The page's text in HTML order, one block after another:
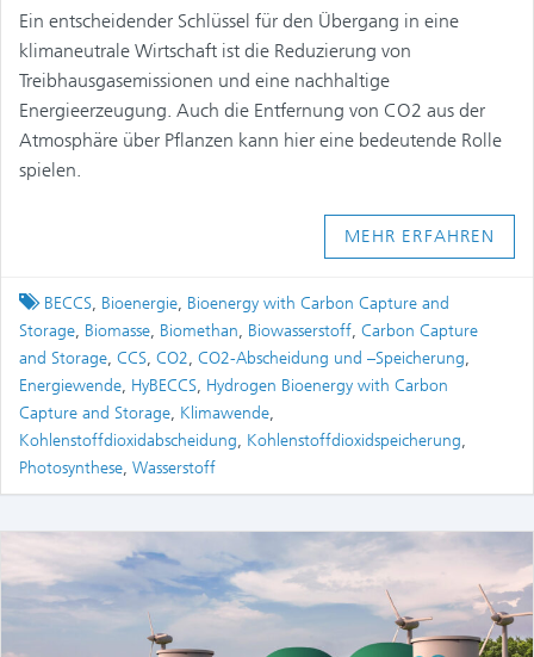
Ein entscheidender Schlüssel für den Übergang in eine
klimaneutrale Wirtschaft ist die Reduzierung von
Treibhausgasemissionen und eine nachhaltige
Energieerzeugung. Auch die Entfernung von CO2 aus der
Atmosphäre über Pflanzen kann hier eine bedeutende Rolle
spielen.
MEHR ERFAHREN
Tagged
BECCS, Bioenergie, Bioenergy with Carbon Capture and
Storage, Biomasse, Biomethan, Biowasserstoff, Carbon Capture
and Storage, CCS, CO2, CO2-Abscheidung und –Speicherung,
Energiewende, HyBECCS, Hydrogen Bioenergy with Carbon
Capture and Storage, Klimawende,
Kohlenstoffdioxidabscheidung, Kohlenstoffdioxidspeicherung,
Photosynthese, Wasserstoff